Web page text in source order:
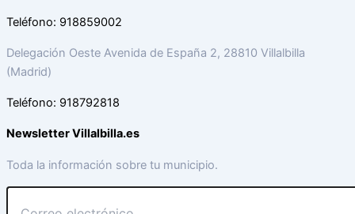
Teléfono: 918859002
Delegación Oeste Avenida de España 2, 28810 Villalbilla
(Madrid)
Teléfono: 918792818
Newsletter Villalbilla.es
Toda la información sobre tu municipio.